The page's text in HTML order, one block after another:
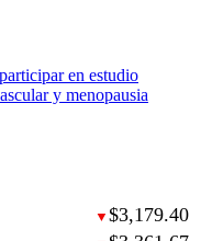
en estudio
y menopausia
▼ $3,179.40